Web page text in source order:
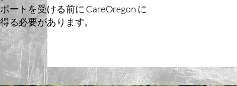
ートを受ける前に CareOregon に
る必要があります。